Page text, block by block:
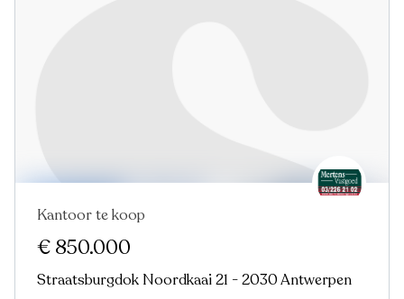
Kantoor te koop
€ 850.000
Straatsburgdok Noordkaai 21 - 2030 Antwerpen